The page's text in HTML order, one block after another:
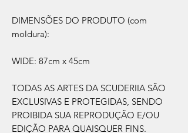
DIMENSÕES DO PRODUTO (com
moldura):
WIDE: 87cm x 45cm
TODAS AS ARTES DA SCUDERIIA SÃO
EXCLUSIVAS E PROTEGIDAS, SENDO
PROIBIDA SUA REPRODUÇÃO E/OU
EDIÇÃO PARA QUAISQUER FINS.